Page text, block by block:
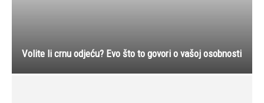
Volite li crnu odjeću? Evo što to govori o vašoj osobnosti